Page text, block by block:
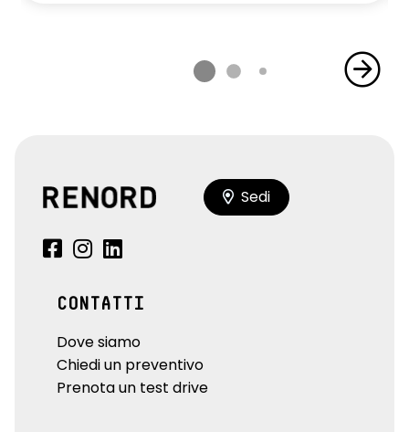
Sedi
CONTATTI
Dove siamo
Chiedi un preventivo
Prenota un test drive